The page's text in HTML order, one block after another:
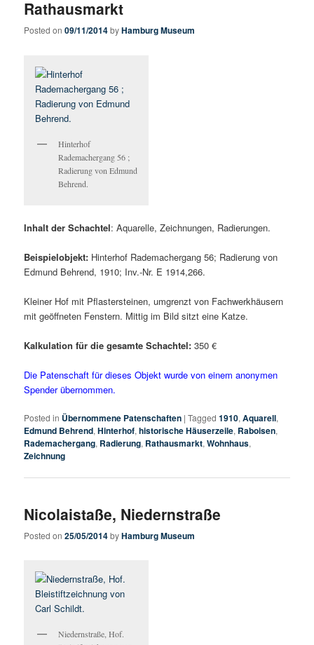
Rathausmarkt
Posted on09/11/2014byHamburg Museum
Hinterhof
Rademachergang 56 ;
Radierung von Edmund
Behrend.
Inhalt der Schachtel: Aquarelle, Zeichnungen, Radierungen.
Beispielobjekt: Hinterhof Rademachergang 56; Radierung von
Edmund Behrend, 1910; Inv.-Nr. E 1914,266.
Kleiner Hof mit Pflastersteinen, umgrenzt von Fachwerkhäusern
mit geöffneten Fenstern. Mittig im Bild sitzt eine Katze.
Kalkulation für die gesamte Schachtel: 350 €
Die Patenschaft für dieses Objekt wurde von einem anonymen
Spender übernommen.
Posted in Übernommene Patenschaften |Tagged 1910,Aquarell,
Edmund Behrend,Hinterhof,historische Häuserzeile, Raboisen,
Rademachergang, Radierung, Rathausmarkt,Wohnhaus,
Zeichnung
Nicolaistaße, Niedernstraße
Posted on25/05/2014byHamburg Museum
Niedernstraße, Hof.